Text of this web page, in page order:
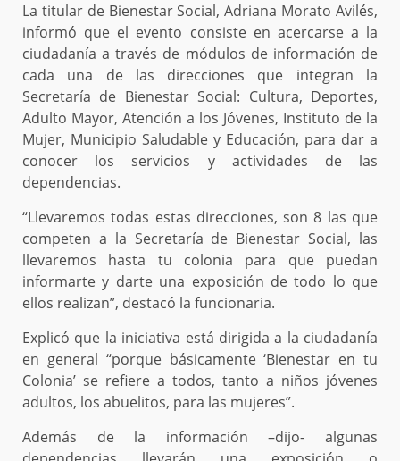
La titular de Bienestar Social, Adriana Morato Avilés,
informó que el evento consiste en acercarse a la
ciudadanía a través de módulos de información de
cada una de las direcciones que integran la
Secretaría de Bienestar Social: Cultura, Deportes,
Adulto Mayor, Atención a los Jóvenes, Instituto de la
Mujer, Municipio Saludable y Educación, para dar a
conocer los servicios y actividades de las
dependencias.
“Llevaremos todas estas direcciones, son 8 las que
competen a la Secretaría de Bienestar Social, las
llevaremos hasta tu colonia para que puedan
informarte y darte una exposición de todo lo que
ellos realizan”, destacó la funcionaria.
Explicó que la iniciativa está dirigida a la ciudadanía
en general “porque básicamente ‘Bienestar en tu
Colonia’ se refiere a todos, tanto a niños jóvenes
adultos, los abuelitos, para las mujeres”.
Además de la información –dijo- algunas